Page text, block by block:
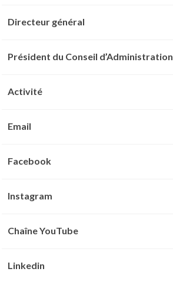
Directeur général
Président du Conseil d’Administration
Activité
Email
Facebook
Instagram
Chaîne YouTube
Linkedin